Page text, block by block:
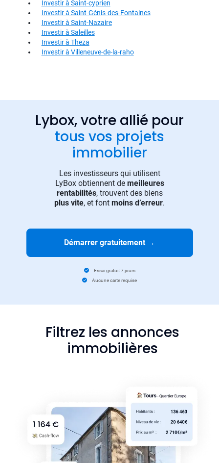
Investir à Saint-cyprien
Investir à Saint-Génis-des-Fontaines
Investir à Saint-Nazaire
Investir à Saleilles
Investir à Theza
Investir à Villeneuve-de-la-raho
Lybox, votre allié pour
tous vos projets
immobilier
Les investisseurs qui utilisent
LyBox obtiennent de meilleures
rentabilités, trouvent des biens
plus vite, et font moins d’erreur.
Démarrer gratuitement →
Essai gratuit 7 jours
Aucune carte requise
Filtrez les annonces
immobilières